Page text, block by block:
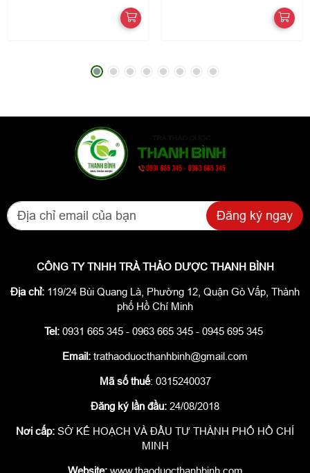
Đăng ký ngay
CÔNG TY TNHH TRÀ THẢO DƯỢC THANH BÌNH
Địa chỉ: 119/24 Bùi Quang Là, Phường 12, Quận Gò Vấp, Thành
phố Hồ Chí Minh
Tel: 0931 665 345 - 0963 665 345 - 0945 695 345
Email: trathaoduocthanhbinh@gmail.com
Mã số thuế: 0315240037
Đăng ký lần đầu: 24/08/2018
Nơi cấp: SỞ KẾ HOẠCH VÀ ĐẦU TƯ THÀNH PHỐ HỒ CHÍ
MINH
Website:www.thaoduocthanhbinh.com